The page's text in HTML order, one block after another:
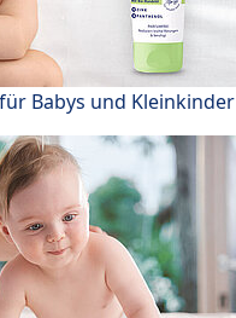
Babys und Kleinkinder